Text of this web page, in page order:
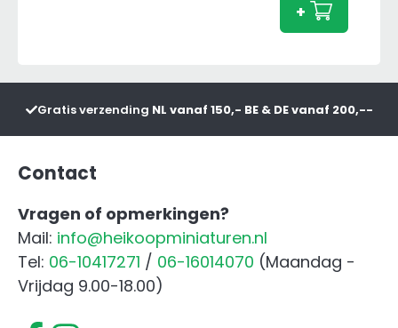
aantal
+
Gratis verzending NL vanaf 150,- BE & DE vanaf 200,--
Contact
Vragen of opmerkingen?
Mail: info@heikoopminiaturen.nl
Tel: 06-10417271 / 06-16014070 (Maandag -
Vrijdag 9.00-18.00)